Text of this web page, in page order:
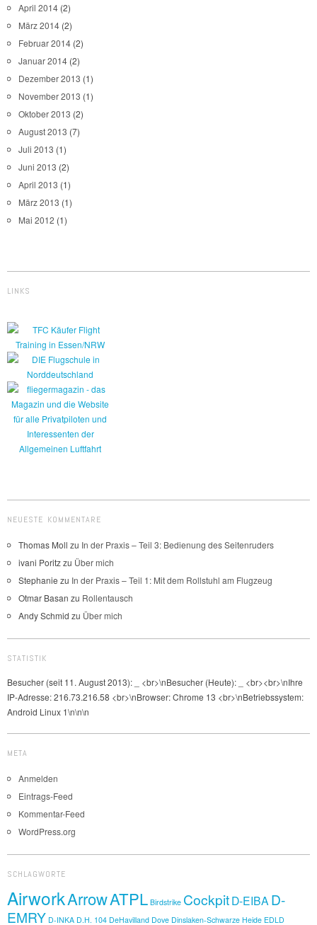
April 2014 (2)
März 2014 (2)
Februar 2014 (2)
Januar 2014 (2)
Dezember 2013 (1)
November 2013 (1)
Oktober 2013 (2)
August 2013 (7)
Juli 2013 (1)
Juni 2013 (2)
April 2013 (1)
März 2013 (1)
Mai 2012 (1)
LINKS
NEUESTE KOMMENTARE
Thomas Moll zu In der Praxis – Teil 3: Bedienung des Seitenruders
ivani Poritzzu Über mich
Stephanie zu In der Praxis – Teil 1: Mit dem Rollstuhl am Flugzeug
Otmar Basan zu Rollentausch
Andy Schmid zu Über mich
STATISTIK
Besucher (seit 11. August 2013): <br>\nBesucher (Heute):
<br><br>\nIhre
IP-Adresse: 216.73.216.58 <br>\nBrowser: Chrome 13 <br>\nBetriebssystem:
Android Linux 1\n\n\n
META
Anmelden
Eintrags-Feed
Kommentar-Feed
WordPress.org
SCHLAGWORTE
AirworkArrowATPL Birdstrike CockpitD-EIBA D-
EMRY D-INKA D.H. 104 DeHavilland Dove Dinslaken-Schwarze Heide EDLD